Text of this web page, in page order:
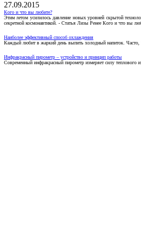
27.09.2015
Кого и что вы любите?
Этим летом усилилось давление новых уровней скрытой
секретной космонавтикой. - Статья Лизы Ренее Кого и что вы
Наиболее эффективный способ охлаждения
Каждый любит в жаркий день выпить холодный напиток. Часто,
Инфракрасный пирометр – устройство и принцип работы
Современный инфракрасный пирометр измеряет силу теплового